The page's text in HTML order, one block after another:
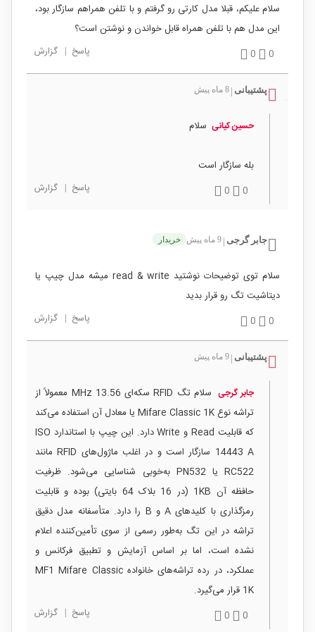
سلام علیکم، قبلا مدل کارتی رو گرفتم و با تلفن همراهم سازگار بود،
این مدل هم با تلفن همراه قابل خواندن و نوشتن است؟
0
0 پاسخ | گزارش
پشتیبانی 8 ماه پیش
حسین کیانی سلام
بله سازگار است
0
0 پاسخ | گزارش
جابر گرجی 9 ماه پیش خریدار
سلام توی توضیحات نوشتید read & write میشه مدل چیپ یا
دیتاشیت تگ رو قرار بدید
0
0 پاسخ | گزارش
پشتیبانی 9 ماه پیش
جابر گرجی
سلام تگ RFID سکه‌ای 13.56 MHz معمولاً از
تراشه نوع Mifare Classic 1K یا معادل آن استفاده می‌کند
که قابلیت Read و Write دارد. این چیپ با استاندارد ISO
14443 A سازگار است و در اغلب ماژول‌های RFID مانند
RC522 یا PN532 به‌خوبی شناسایی می‌شود. ظرفیت
حافظه آن 1KB (در 16 بلاک 64 بایتی) بوده و قابلیت
رمزگذاری با کلیدهای A و B را دارد. متأسفانه مدل دقیق
تراشه در این تگ به‌طور رسمی از سوی تأمین‌کننده اعلام
نشده است، اما بر اساس آزمایش و تطبیق فرکانس و
عملکرد، در رده تراشه‌های خانواده MF1 Mifare Classic
1K قرار می‌گیرد.
0
0 پاسخ | گزارش